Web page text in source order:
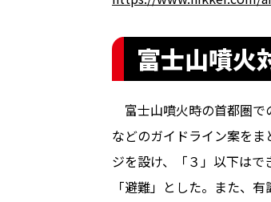
富士山噴火
富士山噴火時の首都圏で
などのガイドライン案を
ジを設け、「３」以下は
「避難」とした。また、